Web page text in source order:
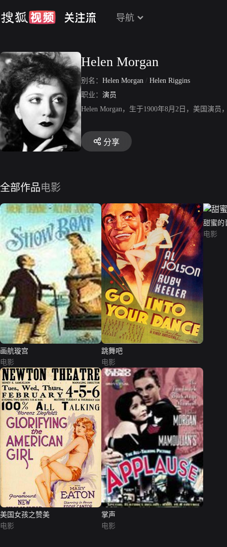
导航
Helen Morgan
别名： Helen Morgan / Helen Riggins
职业： 演员
Helen Morgan，生于1900年8月2日，美国演
分享
全部作品电影
画航璇宫
电影
跳舞吧
电影
甜蜜的
电影
美国女孩之赞美
电影
掌声
电影